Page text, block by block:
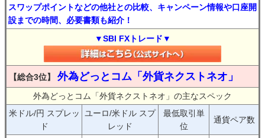
スワップポイントなどの他社との比較、キャンペーン情報や口座開
設までの時間、必要書類も紹介！
▼SBI FXトレード▼
【総合3位】 外為どっとコム「外貨ネクストネオ」
外為どっとコム「外貨ネクストネオ」の主なスペック
米ドル/円 スプレッ
ド
ユーロ/米ドル スプ
レッド
最低取引単
位
通貨ペア数